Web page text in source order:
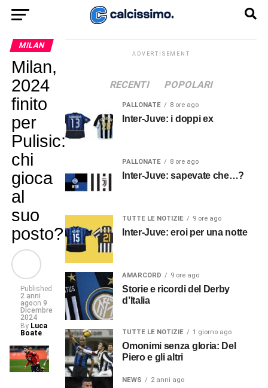
MILAN
Milan,
2024
finito
per
Pulisic:
chi
gioca
al
suo
posto?
Published
2 anni
agoon 9
Dicembre
2024
By Luca
Boate
ADVERTISEMENT
RECENTI POPOLARI
PALLONATE 8 ore ago
Inter-Juve: i doppi ex
PALLONATE 8 ore ago
Inter-Juve: sapevate che…?
TUTTE LE NOTIZIE 9 ore ago
Inter-Juve: eroi per una notte
AMARCORD 9 ore ago
Storie e ricordi del Derby
d’Italia
TUTTE LE NOTIZIE 1 giorno ago
Omonimi senza gloria: Del
Piero e gli altri
NEWS 2 anni ago